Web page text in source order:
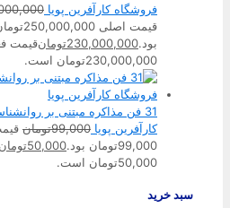
فروشگاه کارآفرین پویا
قیمت اصلی
بود.230,000,000تومانقیمت
230,000,000تومان است.
31 فن مذاکره مبتنی بر
کارآفرین پویا 99,000تومان
99,000تومان بود.
50,000تومان
50,000تومان است.
سبد خرید